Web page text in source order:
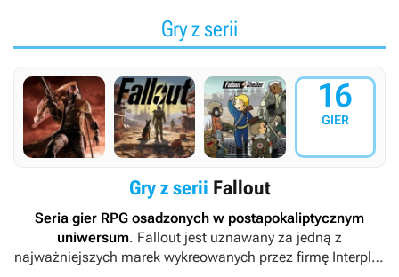
Gry z serii
16
GIER
Gry z serii Fallout
Seria gier RPG osadzonych w postapokaliptycznym
uniwersum. Fallout jest uznawany za jedną z
najważniejszych marek wykreowanych przez firmę Interplay